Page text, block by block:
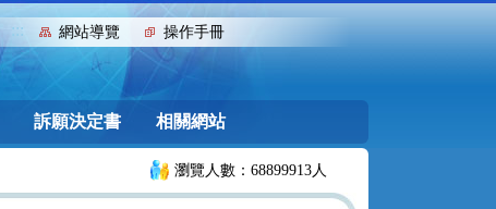
::: 網站導覽 操作手冊
訴願決定書 相關網站
瀏覽人數：68899913人